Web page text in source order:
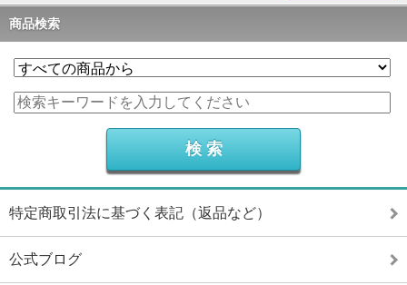
商品検索
特定商取引法に基づく表記（返品など）
公式ブログ